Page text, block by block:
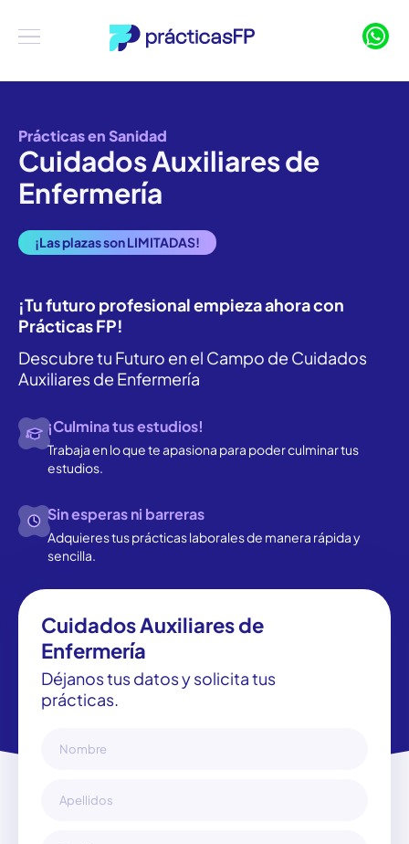
Prácticas en Sanidad
Cuidados Auxiliares de
Enfermería
¡Las plazas son LIMITADAS!
¡Tu futuro profesional empieza ahora con
Prácticas FP!
Descubre tu Futuro en el Campo de Cuidados
Auxiliares de Enfermería
¡Culmina tus estudios!
Trabaja en lo que te apasiona para poder culminar tus
estudios.
Sin esperas ni barreras
Adquieres tus prácticas laborales de manera rápida y
sencilla.
Cuidados Auxiliares de
Enfermería
Déjanos tus datos y solicita tus
prácticas.